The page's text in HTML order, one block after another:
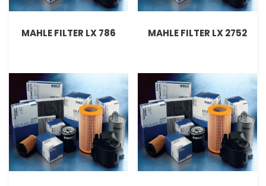
MAHLE FILTER LX 2752
MAHLE FILTER LX 786